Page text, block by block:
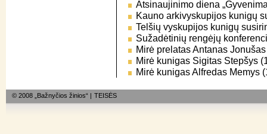
Atsinaujinimo diena
Kauno arkivyskupijos kunigų
Telšių vyskupijos kunigų
Sužadėtinių rengėjų
Mirė prelatas Antanas
Mirė kunigas Sigitas Stepšys
Mirė kunigas Alfredas Memys
© 2008 „Bažnyčios žinios“ | TEISĖS